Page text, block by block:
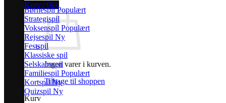
Kurv /0kr.
Ingen varer i kurven.
Tilbage til shoppen
Kurv
Børnespil
Strategispil
Voksenspil
Rejsespil
Festspil
Klassiske spil
Selskabsspil
Familiespil
Kortspil
Quizspil